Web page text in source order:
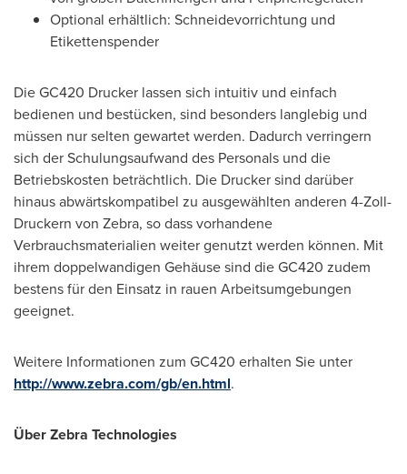
Optional erhältlich: Schneidevorrichtung und
Etikettenspender
Die GC420 Drucker lassen sich intuitiv und einfach
bedienen und bestücken, sind besonders langlebig und
müssen nur selten gewartet werden. Dadurch verringern
sich der Schulungsaufwand des Personals und die
Betriebskosten beträchtlich. Die Drucker sind darüber
hinaus abwärtskompatibel zu ausgewählten anderen 4-Zoll-
Druckern von Zebra, so dass vorhandene
Verbrauchsmaterialien weiter genutzt werden können. Mit
ihrem doppelwandigen Gehäuse sind die GC420 zudem
bestens für den Einsatz in rauen Arbeitsumgebungen
geeignet.
Weitere Informationen zum GC420 erhalten Sie unter
http://www.zebra.com/gb/en.html.
Über Zebra Technologies